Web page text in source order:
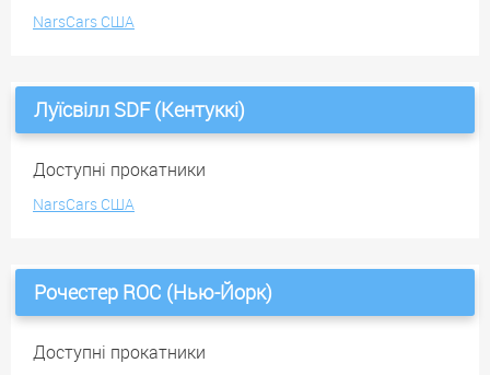
NarsCars США
Луїсвілл SDF (Кентуккі)
Доступні прокатники
NarsCars США
Рочестер ROC (Нью-Йорк)
Доступні прокатники